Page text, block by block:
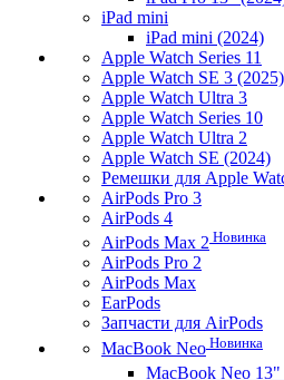
iPad mini
iPad mini (2024)
Apple Watch Series 11
Apple Watch SE 3 (2025)
Apple Watch Ultra 3
Apple Watch Series 10
Apple Watch Ultra 2
Apple Watch SE (2024)
Ремешки для Apple
AirPods Pro 3
AirPods 4
AirPods Max 2 Новинка
AirPods Pro 2
AirPods Max
EarPods
Запчасти для AirPods
MacBook Neo Новинка
MacBook Neo 13"